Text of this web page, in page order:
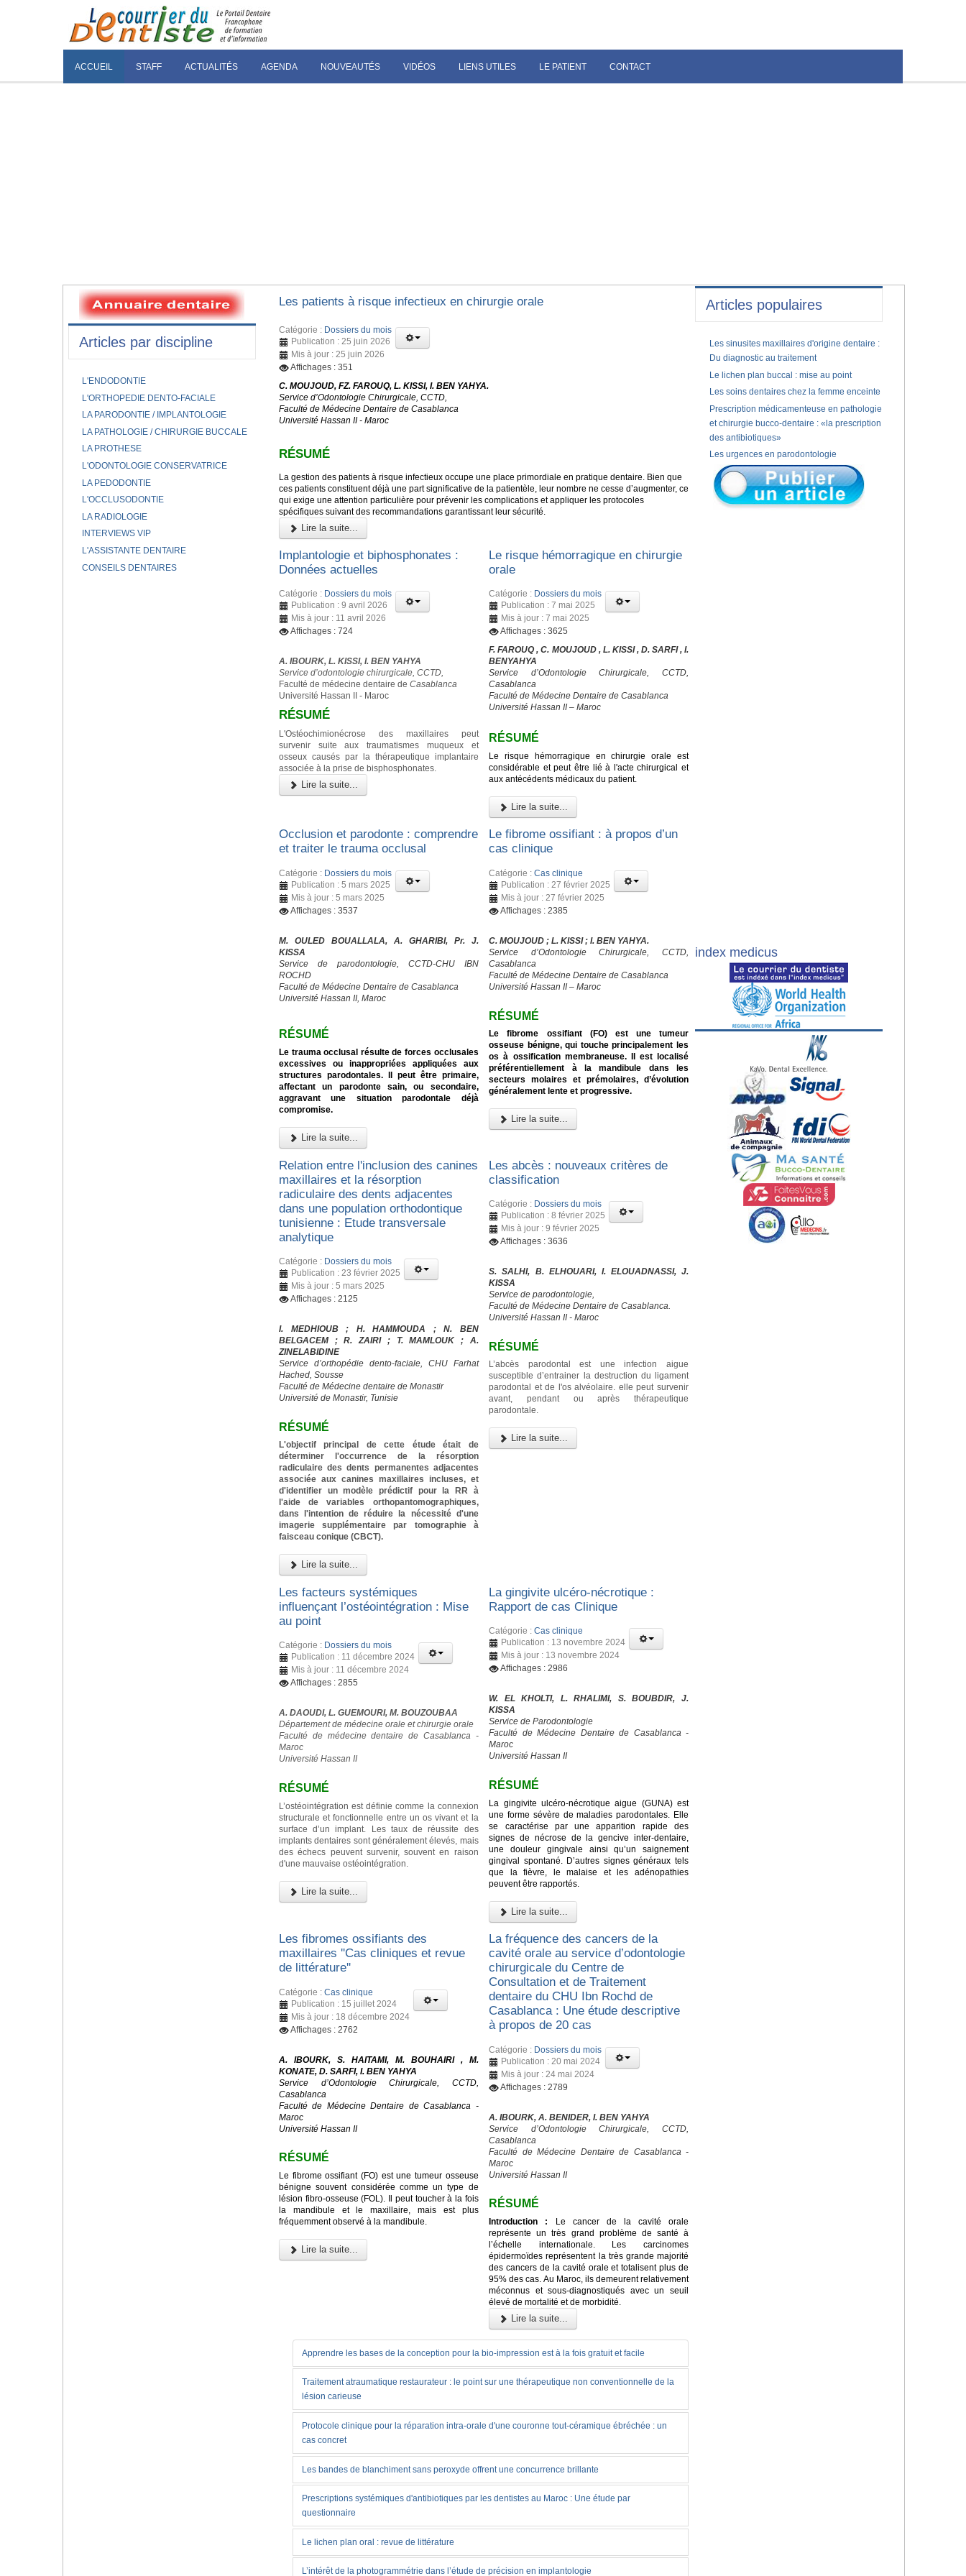
ACCUEIL STAFF ACTUALITÉS AGENDA NOUVEAUTÉS VIDÉOS LIENS UTILES LE PATIENT CONTACT
Les patients à risque infectieux en chirurgie orale
Catégorie : Dossiers du mois
Publication : 25 juin 2026
Mis à jour : 25 juin 2026
Affichages : 351
C. MOUJOUD, FZ. FAROUQ, L. KISSI, I. BEN YAHYA.
Service d’Odontologie Chirurgicale, CCTD,
Faculté de Médecine Dentaire de Casablanca
Université Hassan II - Maroc
RÉSUMÉ
La gestion des patients à risque infectieux occupe une place primordiale en pratique dentaire. Bien que
ces patients constituent déjà une part significative de la patientèle, leur nombre ne cesse d’augmenter, ce
qui exige une attention particulière pour prévenir les complications et appliquer les protocoles
spécifiques suivant des recommandations garantissant leur sécurité.
Lire la suite...
Implantologie et biphosphonates :
Données actuelles
Catégorie : Dossiers du mois
Publication : 9 avril 2026
Mis à jour : 11 avril 2026
Affichages : 724
A. IBOURK, L. KISSI, I. BEN YAHYA
Service d’odontologie chirurgicale, CCTD,
Faculté de médecine dentaire de Casablanca
Université Hassan II - Maroc
RÉSUMÉ
L'Ostéochimionécrose des maxillaires peut
survenir suite aux traumatismes muqueux et
osseux causés par la thérapeutique implantaire
associée à la prise de bisphosphonates.
Lire la suite...
Le risque hémorragique en chirurgie
orale
Catégorie : Dossiers du mois
Publication : 7 mai 2025
Mis à jour : 7 mai 2025
Affichages : 3625
F. FAROUQ , C. MOUJOUD , L. KISSI , D. SARFI , I.
BENYAHYA
Service d’Odontologie Chirurgicale, CCTD,
Casablanca
Faculté de Médecine Dentaire de Casablanca
Université Hassan II – Maroc
RÉSUMÉ
Le risque hémorragique en chirurgie orale est
considérable et peut être lié à l'acte chirurgical et
aux antécédents médicaux du patient.
Lire la suite...
Occlusion et parodonte : comprendre
et traiter le trauma occlusal
Catégorie : Dossiers du mois
Publication : 5 mars 2025
Mis à jour : 5 mars 2025
Affichages : 3537
M. OULED BOUALLALA, A. GHARIBI, Pr. J.
KISSA
Service de parodontologie, CCTD-CHU IBN
ROCHD
Faculté de Médecine Dentaire de Casablanca
Université Hassan II, Maroc
RÉSUMÉ
Le trauma occlusal résulte de forces occlusales
excessives ou inappropriées appliquées aux
structures parodontales. Il peut être primaire,
affectant un parodonte sain, ou secondaire,
aggravant une situation parodontale déjà
compromise.
Lire la suite...
Le fibrome ossifiant : à propos d’un
cas clinique
Catégorie :Cas clinique
Publication : 27 février 2025
Mis à jour : 27 février 2025
Affichages : 2385
C. MOUJOUD ; L. KISSI ; I. BEN YAHYA.
Service d’Odontologie Chirurgicale, CCTD,
Casablanca
Faculté de Médecine Dentaire de Casablanca
Université Hassan II – Maroc
RÉSUMÉ
Le fibrome ossifiant (FO) est une tumeur
osseuse bénigne, qui touche principalement les
os à ossification membraneuse. Il est localisé
préférentiellement à la mandibule dans les
secteurs molaires et prémolaires, d’évolution
généralement lente et progressive.
Lire la suite...
Relation entre l'inclusion des canines
maxillaires et la résorption
radiculaire des dents adjacentes
dans une population orthodontique
tunisienne : Etude transversale
analytique
Catégorie : Dossiers du mois
Publication : 23 février 2025
Mis à jour : 5 mars 2025
Affichages : 2125
I. MEDHIOUB ; H. HAMMOUDA ; N. BEN
BELGACEM ; R. ZAIRI ; T. MAMLOUK ; A.
ZINELABIDINE
Service d’orthopédie dento-faciale, CHU Farhat
Hached, Sousse
Faculté de Médecine dentaire de Monastir
Université de Monastir, Tunisie
RÉSUMÉ
L'objectif principal de cette étude était de
déterminer l'occurrence de la résorption
radiculaire des dents permanentes adjacentes
associée aux canines maxillaires incluses, et
d'identifier un modèle prédictif pour la RR à
l'aide de variables orthopantomographiques,
dans l'intention de réduire la nécessité d'une
imagerie supplémentaire par tomographie à
faisceau conique (CBCT).
Lire la suite...
Les abcès : nouveaux critères de
classification
Catégorie : Dossiers du mois
Publication : 8 février 2025
Mis à jour : 9 février 2025
Affichages : 3636
S. SALHI, B. ELHOUARI, I. ELOUADNASSI, J.
KISSA
Service de parodontologie,
Faculté de Médecine Dentaire de Casablanca.
Université Hassan II - Maroc
RÉSUMÉ
L’abcès parodontal est une infection aigue
susceptible d’entrainer la destruction du ligament
parodontal et de l'os alvéolaire. elle peut survenir
avant, pendant ou après thérapeutique
parodontale.
Lire la suite...
Les facteurs systémiques
influençant l’ostéointégration : Mise
au point
Catégorie : Dossiers du mois
Publication : 11 décembre 2024
Mis à jour : 11 décembre 2024
Affichages : 2855
A. DAOUDI, L. GUEMOURI, M. BOUZOUBAA
Département de médecine orale et chirurgie orale
Faculté de médecine dentaire de Casablanca -
Maroc
Université Hassan II
RÉSUMÉ
L’ostéointégration est définie comme la connexion
structurale et fonctionnelle entre un os vivant et la
surface d’un implant. Les taux de réussite des
implants dentaires sont généralement élevés, mais
des échecs peuvent survenir, souvent en raison
d'une mauvaise ostéointégration.
Lire la suite...
La gingivite ulcéro-nécrotique :
Rapport de cas Clinique
Catégorie :Cas clinique
Publication : 13 novembre 2024
Mis à jour : 13 novembre 2024
Affichages : 2986
W. EL KHOLTI, L. RHALIMI, S. BOUBDIR, J.
KISSA
Service de Parodontologie
Faculté de Médecine Dentaire de Casablanca -
Maroc
Université Hassan II
RÉSUMÉ
La gingivite ulcéro-nécrotique aigue (GUNA) est
une forme sévère de maladies parodontales. Elle
se caractérise par une apparition rapide des
signes de nécrose de la gencive inter-dentaire,
une douleur gingivale ainsi qu’un saignement
gingival spontané. D’autres signes généraux tels
que la fièvre, le malaise et les adénopathies
peuvent être rapportés.
Lire la suite...
Les fibromes ossifiants des
maxillaires ''Cas cliniques et revue
de littérature''
Catégorie : Cas clinique
Publication : 15 juillet 2024
Mis à jour : 18 décembre 2024
Affichages : 2762
A. IBOURK, S. HAITAMI, M. BOUHAIRI , M.
KONATE, D. SARFI, I. BEN YAHYA
Service d’Odontologie Chirurgicale, CCTD,
Casablanca
Faculté de Médecine Dentaire de Casablanca -
Maroc
Université Hassan II
RÉSUMÉ
Le fibrome ossifiant (FO) est une tumeur osseuse
bénigne souvent considérée comme un type de
lésion fibro-osseuse (FOL). Il peut toucher à la fois
la mandibule et le maxillaire, mais est plus
fréquemment observé à la mandibule.
Lire la suite...
La fréquence des cancers de la
cavité orale au service d’odontologie
chirurgicale du Centre de
Consultation et de Traitement
dentaire du CHU Ibn Rochd de
Casablanca : Une étude descriptive
à propos de 20 cas
Catégorie : Dossiers du mois
Publication : 20 mai 2024
Mis à jour : 24 mai 2024
Affichages : 2789
A. IBOURK, A. BENIDER, I. BEN YAHYA
Service d’Odontologie Chirurgicale, CCTD,
Casablanca
Faculté de Médecine Dentaire de Casablanca -
Maroc
Université Hassan II
RÉSUMÉ
Introduction :
Le cancer de la cavité orale
représente un très grand problème de santé à
l’échelle internationale. Les carcinomes
épidermoïdes représentent la très grande majorité
des cancers de la cavité orale et totalisent plus de
95% des cas. Au Maroc, ils demeurent relativement
méconnus et sous-diagnostiqués avec un seuil
élevé de mortalité et de morbidité.
Lire la suite...
Apprendre les bases de la conception pour la bio-impression est à la fois gratuit et facile
Traitement atraumatique restaurateur : le point sur une thérapeutique non conventionnelle de la
lésion carieuse
Protocole clinique pour la réparation intra-orale d'une couronne tout-céramique ébréchée : un
cas concret
Les bandes de blanchiment sans peroxyde offrent une concurrence brillante
Prescriptions systémiques d'antibiotiques par les dentistes au Maroc : Une étude par
questionnaire
Le lichen plan oral : revue de littérature
L’intérêt de la photogrammétrie dans l’étude de précision en implantologie
Articles par discipline
L'ENDODONTIE
L'ORTHOPEDIE DENTO-FACIALE
LA PARODONTIE / IMPLANTOLOGIE
LA PATHOLOGIE / CHIRURGIE BUCCALE
LA PROTHESE
L'ODONTOLOGIE CONSERVATRICE
LA PEDODONTIE
L'OCCLUSODONTIE
LA RADIOLOGIE
INTERVIEWS VIP
L'ASSISTANTE DENTAIRE
CONSEILS DENTAIRES
Articles populaires
Les sinusites maxillaires d'origine dentaire :
Du diagnostic au traitement
Le lichen plan buccal : mise au point
Les soins dentaires chez la femme enceinte
Prescription médicamenteuse en pathologie
et chirurgie bucco-dentaire : «la prescription
des antibiotiques»
Les urgences en parodontologie
index medicus